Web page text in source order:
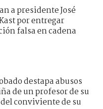
a presidente José
por entregar
falsa en cadena
destapa abusos
de un profesor de su
conviviente de su